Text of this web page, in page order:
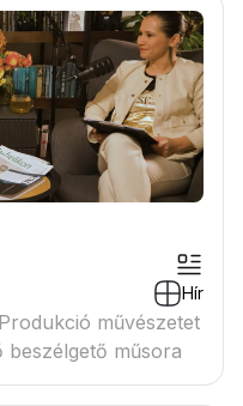
Hír
művészetet
beszélgető műsora